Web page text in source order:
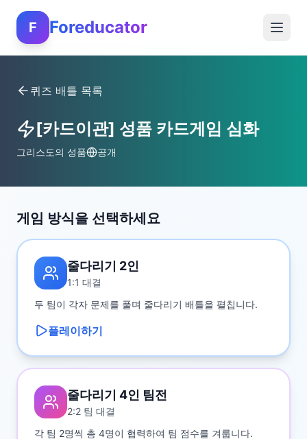
F Foreducator
퀴즈 배틀 목록
[카드이관] 성품 카드게임 심화
그리스도의 성품 공개
게임 방식을 선택하세요
줄다리기 2인
1:1 대결
두 팀이 각자 문제를 풀며 줄다리기 배틀을 펼칩니다.
플레이하기
줄다리기 4인 팀전
2:2 팀 대결
각 팀 2명씩 총 4명이 협력하여 팀 점수를 겨룹니다.